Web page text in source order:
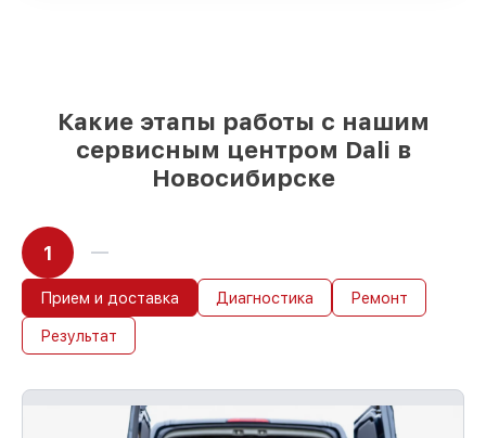
Какие этапы работы с нашим
сервисным центром Dali в
Новосибирске
1
Прием и доставка Диагностика Ремонт
Результат